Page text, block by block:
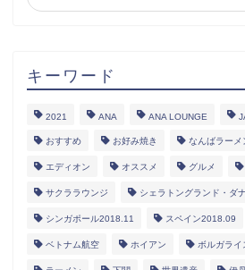
キーワード
2021 ANA ANA LOUNGE
おすすめ お好み焼き なんばラーメ
エディオン オススメ グルメ
サクララウンジ シェラトングランド・ダ
シンガポール2018.11 スペイン2018.09
ベトナム航空 ホイアン ボルガライ